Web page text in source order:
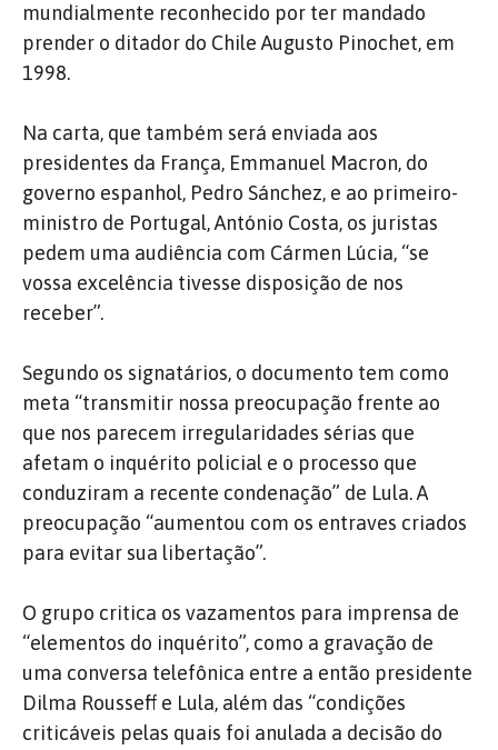
mundialmente reconhecido por ter mandado
prender o ditador do Chile Augusto Pinochet, em
1998.
Na carta, que também será enviada aos
presidentes da França, Emmanuel Macron, do
governo espanhol, Pedro Sánchez, e ao primeiro-
ministro de Portugal, António Costa, os juristas
pedem uma audiência com Cármen Lúcia, “se
vossa excelência tivesse disposição de nos
receber”.
Segundo os signatários, o documento tem como
meta “transmitir nossa preocupação frente ao
que nos parecem irregularidades sérias que
afetam o inquérito policial e o processo que
conduziram a recente condenação” de Lula. A
preocupação “aumentou com os entraves criados
para evitar sua libertação”.
O grupo critica os vazamentos para imprensa de
“elementos do inquérito”, como a gravação de
uma conversa telefônica entre a então presidente
Dilma Rousseff e Lula, além das “condições
criticáveis pelas quais foi anulada a decisão do